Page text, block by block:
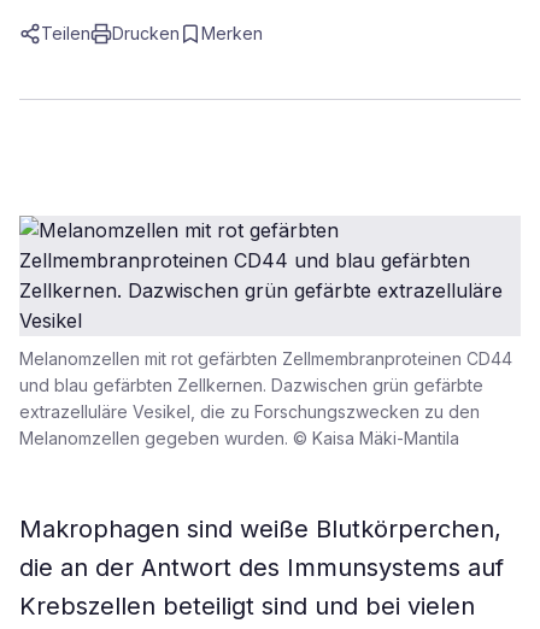
Teilen Drucken Merken
Melanomzellen mit rot gefärbten Zellmembranproteinen CD44
und blau gefärbten Zellkernen. Dazwischen grün gefärbte
extrazelluläre Vesikel, die zu Forschungszwecken zu den
Melanomzellen gegeben wurden. © Kaisa Mäki-Mantila
Makrophagen sind weiße Blutkörperchen,
die an der Antwort des Immunsystems auf
Krebszellen beteiligt sind und bei vielen